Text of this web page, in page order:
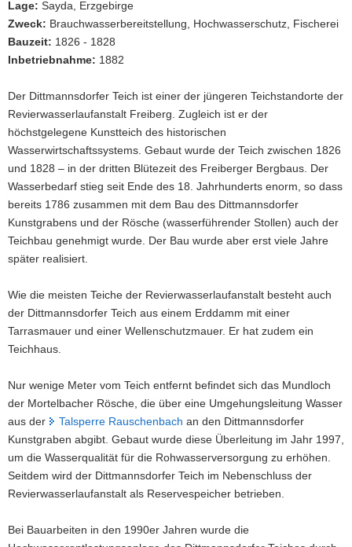
i
o
Teich
ist
der
höchstgelegene
der
Freiberg.
Lage: Sayda, Erzgebirge
Zweck: Brauchwasserbereitstellung, Hochwasserschutz, Fischerei
Bauzeit: 1826 - 1828
Inbetriebnahme: 1882
Der Dittmannsdorfer Teich ist einer der jüngeren Teichstandorte der
Revierwasserlaufanstalt Freiberg. Zugleich ist er der
höchstgelegene Kunstteich des historischen
Wasserwirtschaftssystems. Gebaut wurde der Teich zwischen 1826
und 1828 – in der dritten Blütezeit des Freiberger Bergbaus. Der
Wasserbedarf stieg seit Ende des 18. Jahrhunderts enorm, so dass
bereits 1786 zusammen mit dem Bau des Dittmannsdorfer
Kunstgrabens und der Rösche (wasserführender Stollen) auch der
Teichbau genehmigt wurde. Der Bau wurde aber erst viele Jahre
später realisiert.
Wie die meisten Teiche der Revierwasserlaufanstalt besteht auch
der Dittmannsdorfer Teich aus einem Erddamm mit einer
Tarrasmauer und einer Wellenschutzmauer. Er hat zudem ein
Teichhaus.
Nur wenige Meter vom Teich entfernt befindet sich das Mundloch
der Mortelbacher Rösche, die über eine Umgehungsleitung Wasser
aus der
Talsperre Rauschenbach an den Dittmannsdorfer
Kunstgraben abgibt. Gebaut wurde diese Überleitung im Jahr 1997,
um die Wasserqualität für die Rohwasserversorgung zu erhöhen.
Seitdem wird der Dittmannsdorfer Teich im Nebenschluss der
Revierwasserlaufanstalt als Reservespeicher betrieben.
Bei Bauarbeiten in den 1990er Jahren wurde die